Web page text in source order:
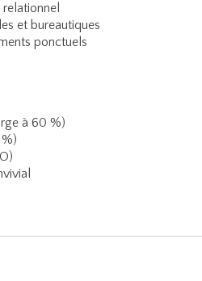
et bureautiques
ponctuels
à 60 %)